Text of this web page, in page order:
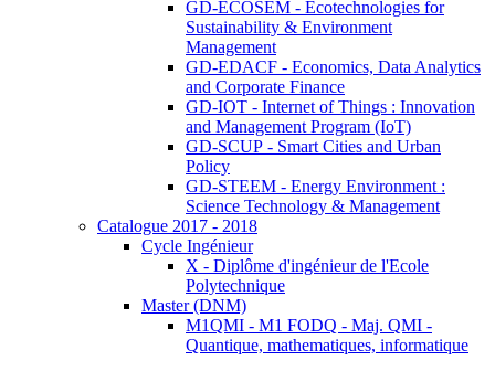
GD-ECOSEM - Ecotechnologies for
Sustainability & Environment
Management
GD-EDACF - Economics, Data Analytics
and Corporate Finance
GD-IOT - Internet of Things : Innovation
and Management Program (IoT)
GD-SCUP - Smart Cities and Urban
Policy
GD-STEEM - Energy Environment :
Science Technology & Management
Catalogue 2017 - 2018
Cycle Ingénieur
X - Diplôme d'ingénieur de l'Ecole
Polytechnique
Master (DNM)
M1QMI - M1 FODQ - Maj. QMI -
Quantique, mathematiques, informatique